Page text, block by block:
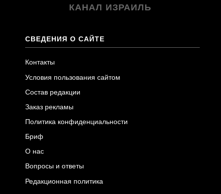
КАНАЛ ИЗРАИЛЬ
СВЕДЕНИЯ О САЙТЕ
Контакты
Условия пользования сайтом
Состав редакции
Заказ рекламы
Политика конфиденциальности
Бриф
О нас
Вопросы и ответы
Редакционная политика